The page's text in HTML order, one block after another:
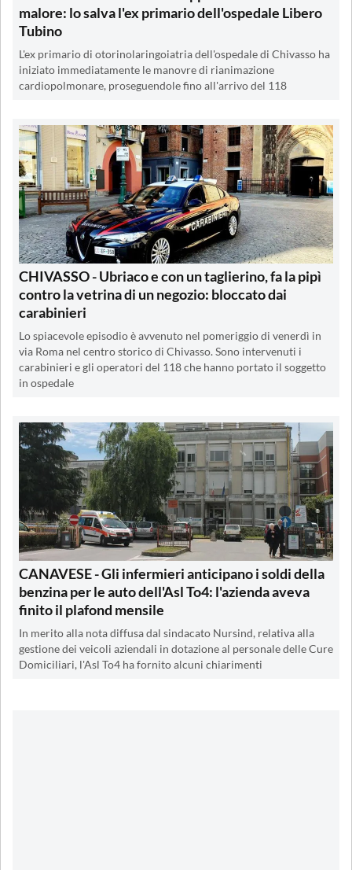
malore: lo salva l'ex primario dell'ospedale Libero
Tubino
L'ex primario di otorinolaringoiatria dell'ospedale di Chivasso ha
iniziato immediatamente le manovre di rianimazione
cardiopolmonare, proseguendole fino all'arrivo del 118
CHIVASSO - Ubriaco e con un taglierino, fa la pipì
contro la vetrina di un negozio: bloccato dai
carabinieri
Lo spiacevole episodio è avvenuto nel pomeriggio di venerdì in
via Roma nel centro storico di Chivasso. Sono intervenuti i
carabinieri e gli operatori del 118 che hanno portato il soggetto
in ospedale
CANAVESE - Gli infermieri anticipano i soldi della
benzina per le auto dell'Asl To4: l'azienda aveva
finito il plafond mensile
In merito alla nota diffusa dal sindacato Nursind, relativa alla
gestione dei veicoli aziendali in dotazione al personale delle Cure
Domiciliari, l'Asl To4 ha fornito alcuni chiarimenti